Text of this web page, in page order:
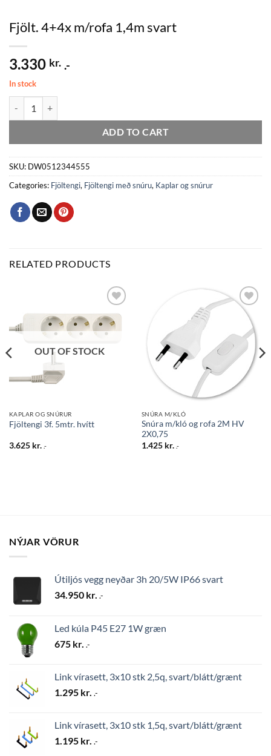
Fjölt. 4+4x m/rofa 1,4m svart
3.330 kr. .-
In stock
ADD TO CART
SKU: DW0512344555
Categories: Fjöltengi, Fjöltengi með snúru, Kaplar og snúrur
RELATED PRODUCTS
Bæta
við á
óskalista
OUT OF STOCK
KAPLAR OG SNÚRUR
Fjöltengi 3f. 5mtr. hvítt
3.625 kr. .-
Bæta
við á
óskalista
SNÚRA M/KLÓ
Snúra m/kló og rofa 2M HV
2X0,75
1.425 kr. .-
NÝJAR VÖRUR
Útiljós vegg neyðar 3h 20/5W IP66 svart
34.950 kr. .-
Led kúla P45 E27 1W græn
675 kr. .-
Link vírasett, 3x10 stk 2,5q, svart/blátt/grænt
1.295 kr. .-
Link vírasett, 3x10 stk 1,5q, svart/blátt/grænt
1.195 kr. .-